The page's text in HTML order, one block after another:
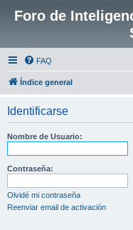
Foro de
FAQ
Índice general
Identificarse
Nombre de Usuario:
Contraseña:
Olvidé mi contraseña
Reenviar email de activación